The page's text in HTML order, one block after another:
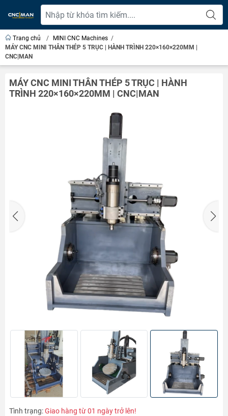
Trang chủ / MINI CNC Machines /
MÁY CNC MINI THÂN THÉP 5 TRỤC | HÀNH TRÌNH 220×160×220MM |
CNC|MAN
MÁY CNC MINI THÂN THÉP 5 TRỤC | HÀNH
TRÌNH 220×160×220MM | CNC|MAN
Tình trạng:Giao hàng từ 01 ngày trở lên!